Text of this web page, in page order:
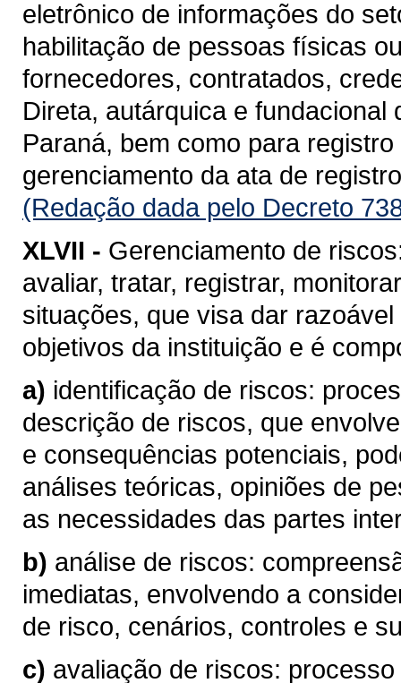
eletrônico de informações do
habilitação de pessoas físicas
fornecedores, contratados,
Direta, autárquica e
Paraná, bem como para
gerenciamento da ata de
(Redação dada pelo Decreto
XLVII - Gerenciamento de
avaliar, tratar, registrar,
situações, que visa dar
objetivos da instituição e é
a) identificação de riscos:
descrição de riscos, que
e consequências potenciais,
análises teóricas, opiniões de
as necessidades das partes
b) análise de riscos:
imediatas, envolvendo a
de risco, cenários, controles e
c) avaliação de riscos: